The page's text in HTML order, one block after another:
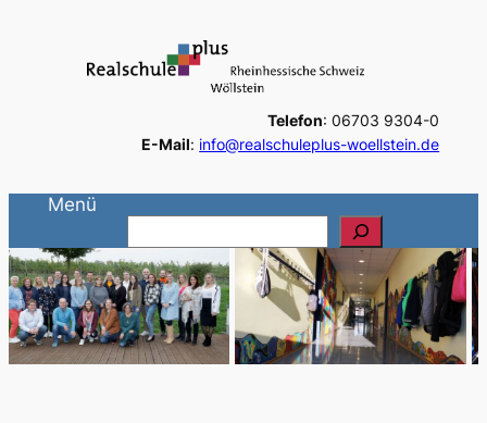
Telefon: 06703 9304-0
E-Mail: info@realschuleplus-woellstein.de
Menü
u
c
h
e
n